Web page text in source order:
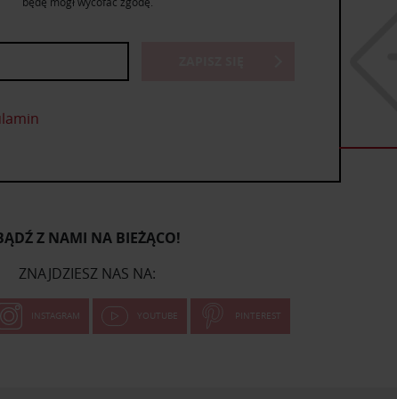
Z NAMI NA BIEŻĄCO!
ZNAJDZIESZ NAS NA:
INSTAGRAM YOUTUBE PINTEREST